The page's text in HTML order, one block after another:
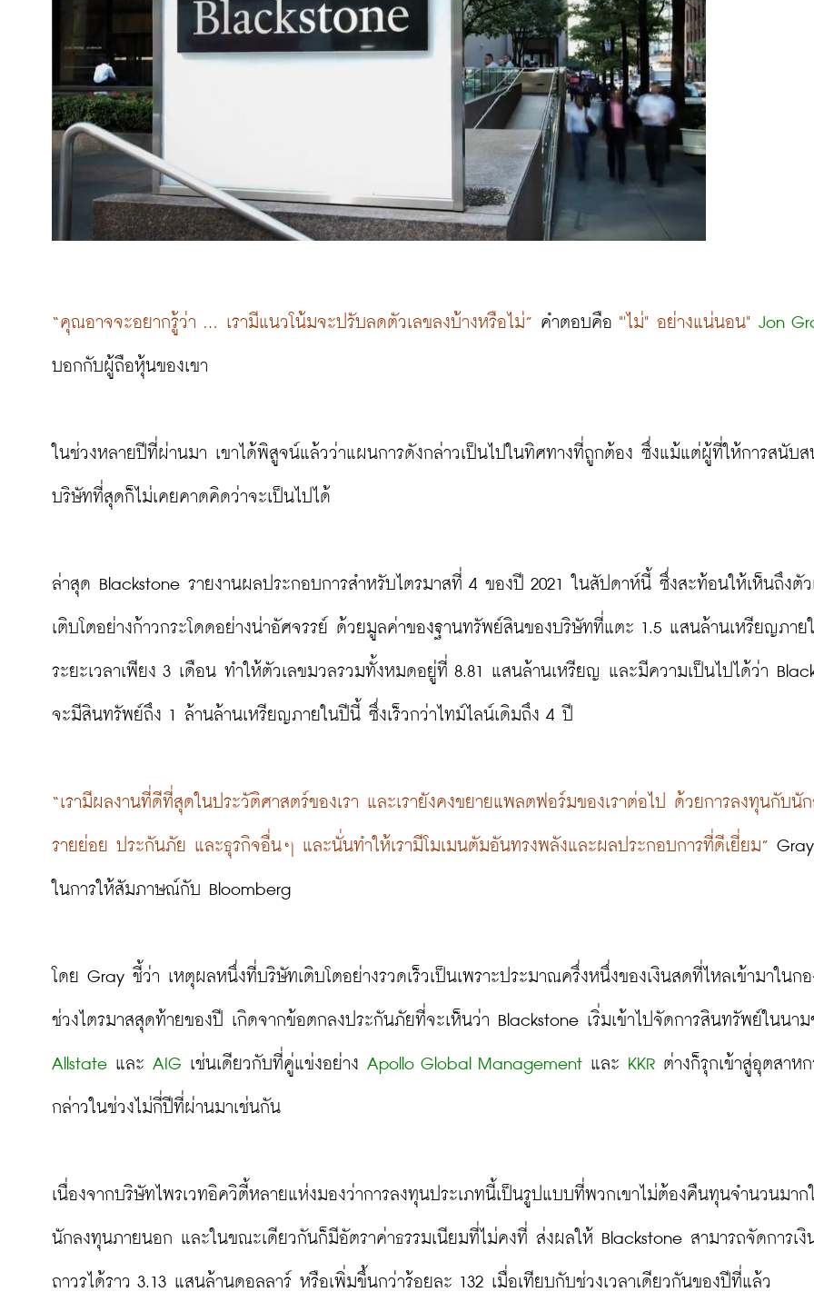
“คุณอาจจะอยากรู้ว่า … เรามีแนวโน้มจะปรับลดตัวเลขลงบ้างหรือไม่” คำตอบคือ "'ไม่" อย่างแน่นอน" Jon
บอกกับผู้ถือหุ้นของเขา
ในช่วงหลายปีที่ผ่านมา เขาได้พิสูจน์แล้วว่าแผนการดังกล่าวเป็นไปในทิศทางที่ถูกต้อง ซึ่งแม้แต่ผู้ที่ให้การสนับ
บริษัทที่สุดก็ไม่เคยคาดคิดว่าจะเป็นไปได้
ล่าสุด Blackstone รายงานผลประกอบการสำหรับไตรมาสที่ 4 ของปี 2021 ในสัปดาห์นี้ ซึ่งสะท้อนให้เห็นถึงตัว
เติบโตอย่างก้าวกระโดดอย่างน่าอัศจรรย์ ด้วยมูลค่าของฐานทรัพย์สินของบริษัทที่แตะ 1.5 แสนล้านเหรียญภาย
ระยะเวลาเพียง 3 เดือน ทำให้ตัวเลขมวลรวมทั้งหมดอยู่ที่ 8.81 แสนล้านเหรียญ และมีความเป็นไปได้ว่า
จะมีสินทรัพย์ถึง 1 ล้านล้านเหรียญภายในปีนี้ ซึ่งเร็วกว่าไทม์ไลน์เดิมถึง 4 ปี
“เรามีผลงานที่ดีที่สุดในประวัติศาสตร์ของเรา และเรายังคงขยายแพลตฟอร์มของเราต่อไป ด้วยการลงทุนกับนั
รายย่อย ประกันภัย และธุรกิจอื่นๆ และนั่นทำให้เรามีโมเมนตัมอันทรงพลังและผลประกอบการที่ดีเยี่ยม”
ในการให้สัมภาษณ์กับ Bloomberg
โดย Gray ชี้ว่า เหตุผลหนึ่งที่บริษัทเติบโตอย่างรวดเร็วเป็นเพราะประมาณครึ่งหนึ่งของเงินสดที่ไหลเข้ามาในก
Allstate และ AIG เช่นเดียวกับที่คู่แข่งอย่าง Apollo Global Management และ KKR ต่างก็รุกเข้าสู่อุตสาห
กล่าวในช่วงไม่กี่ปีที่ผ่านมาเช่นกัน
เนื่องจากบริษัทไพรเวทอิควิตี้หลายแห่งมองว่าการลงทุนประเภทนี้เป็นรูปแบบที่พวกเขาไม่ต้องคืนทุนจำนวนมาก
นักลงทุนภายนอก และในขณะเดียวกันก็มีอัตราค่าธรรมเนียมที่ไม่คงที่ ส่งผลให้ Blackstone สามารถจัดการเงิ
ถาวรได้ราว 3.13 แสนล้านดอลลาร์ หรือเพิ่มขึ้นกว่าร้อยละ 132 เมื่อเทียบกับช่วงเวลาเดียวกันของปีที่แล้ว